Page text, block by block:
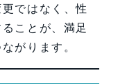
ではなく、性
ことが、満足
がります。